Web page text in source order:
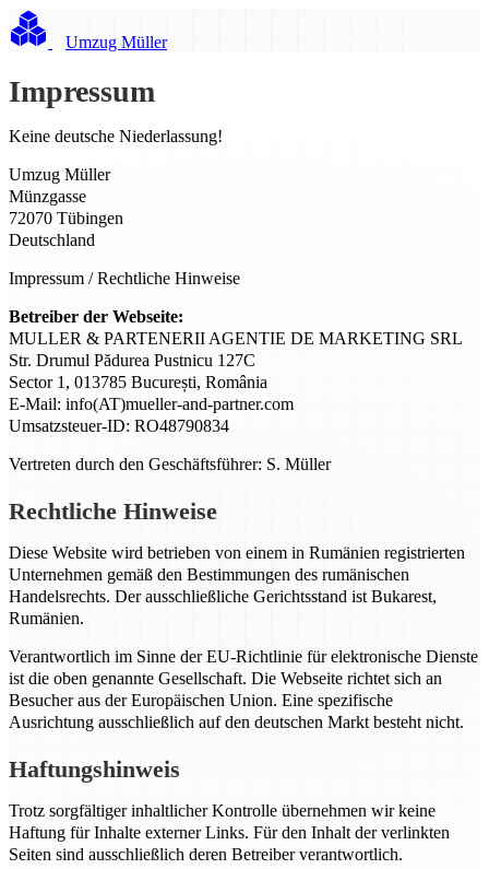
Umzug Müller
Impressum
Keine deutsche Niederlassung!
Umzug Müller
Münzgasse
72070 Tübingen
Deutschland
Impressum / Rechtliche Hinweise
Betreiber der Webseite:
MULLER & PARTENERII AGENTIE DE MARKETING SRL
Str. Drumul Pădurea Pustnicu 127C
Sector 1, 013785 București, România
E-Mail: info(AT)mueller-and-partner.com
Umsatzsteuer-ID: RO48790834
Vertreten durch den Geschäftsführer: S. Müller
Rechtliche Hinweise
Diese Website wird betrieben von einem in Rumänien registrierten
Unternehmen gemäß den Bestimmungen des rumänischen
Handelsrechts. Der ausschließliche Gerichtsstand ist Bukarest,
Rumänien.
Verantwortlich im Sinne der EU-Richtlinie für elektronische Dienste
ist die oben genannte Gesellschaft. Die Webseite richtet sich an
Besucher aus der Europäischen Union. Eine spezifische
Ausrichtung ausschließlich auf den deutschen Markt besteht nicht.
Haftungshinweis
Trotz sorgfältiger inhaltlicher Kontrolle übernehmen wir keine
Haftung für Inhalte externer Links. Für den Inhalt der verlinkten
Seiten sind ausschließlich deren Betreiber verantwortlich.